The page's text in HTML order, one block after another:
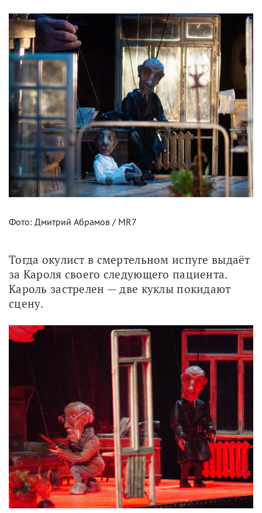
Фото: Дмитрий Абрамов / MR7
Тогда окулист в смертельном испуге выдаёт
за Кароля своего следующего пациента.
Кароль застрелен — две куклы покидают
сцену.